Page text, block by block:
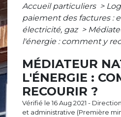
Accueil particuliers >
paiement des factures :
électricité, gaz >
l'énergie : comment y
MÉDIATEUR
L'ÉNERGIE :
RECOURIR ?
Vérifié le 16 Aug 2021 -
et administrative (Première